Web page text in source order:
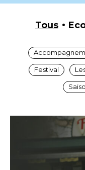
Tous
Festival